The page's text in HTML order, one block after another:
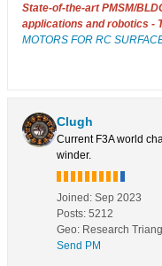
State-of-the-art PMSM/
applications and robotics -
MOTORS FOR RC
Clugh
Current F3A world
winder.
Joined: Sep 2023
Posts: 5212
Geo: Research
Send PM